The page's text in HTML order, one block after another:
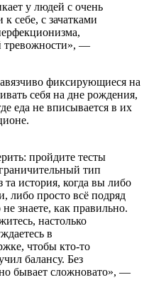
у людей с очень
себе, с зачатками
тревожности», —
фиксирующиеся на
себя на дне рождения,
еда не вписывается в их
пройдите тесты
тип
история, когда вы либо
либо просто всё подряд
знаете, как правильно.
настолько
в
чтобы кто-то
балансу. Без
бывает сложновато», —